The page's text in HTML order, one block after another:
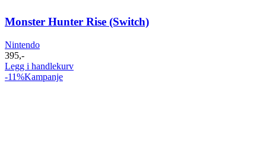
Monster Hunter Rise (Switch)
Nintendo
395,-
Legg i handlekurv
-11%Kampanje